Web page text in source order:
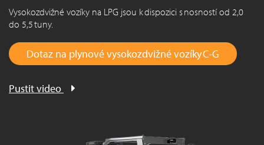
Vysokozdvižné vozíky na LPG jsou k dispozici s nosností od 2,0
do 5,5 tuny.
Dotaz na plynové vysokozdvižné vozíky C-G
Pustit video